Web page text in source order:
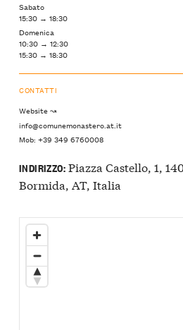
Sabato
15:30 → 18:30
Domenica
10:30 → 12:30
15:30 → 18:30
CONTATTI
Website ↝
info@comunemonastero.at.it
Mob: +39 349 6760008
INDIRIZZO:Piazza Castello, 1,
Bormida, AT, Italia